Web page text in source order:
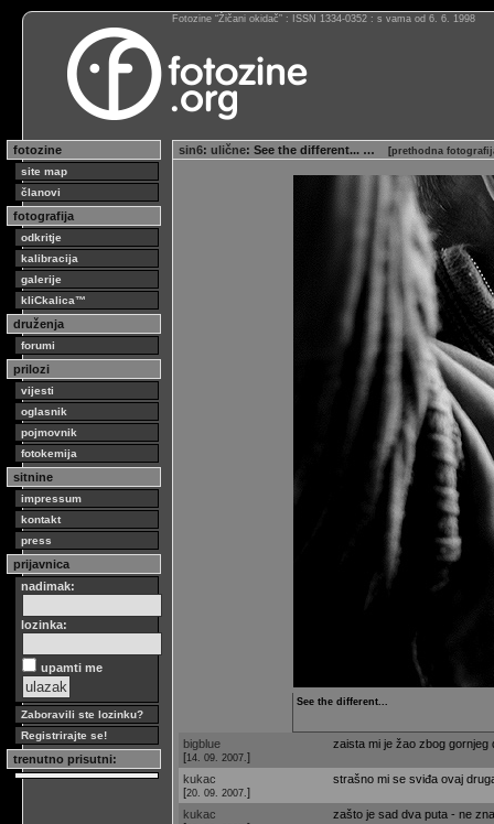
Fotozine “Žičani okidač” : ISSN 1334-0352 : s vama od 6. 6. 1998
fotozine
site map
članovi
fotografija
odkritje
kalibracija
galerije
kliCkalica™
druženja
forumi
prilozi
vijesti
oglasnik
pojmovnik
fotokemija
sitnine
impressum
kontakt
press
prijavnica
nadimak:
lozinka:
upamti me
Zaboravili ste lozinku?
Registrirajte se!
trenutno prisutni:
sin6: ulične: See the different... … [prethodna
See the different...
bigblue
[14. 09. 2007. ]
zaista mi je žao zbog gornjeg
kukac
[20. 09. 2007. ]
strašno mi se sviđa ovaj
kukac
zašto je sad dva puta - ne